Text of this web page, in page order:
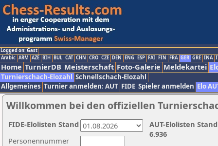
Logged on: Gast
Arabic ARM AZE BIH BUL CAT CHN CRO CZE DEN ENG ESP FAI FIN FRA GER GRE INA
Home TurnierDB Meisterschaft Foto-Galerie Meldekartei
Turnierschach-Elozahl Schnellschach-Elozahl
Allgemeines Turnier anmelden: AUT FIDE Spieler anmelden Elo
Willkommen bei den offiziellen
Personennummer
AUT-Elolisten
6.936
FIDE-Elolisten Stand